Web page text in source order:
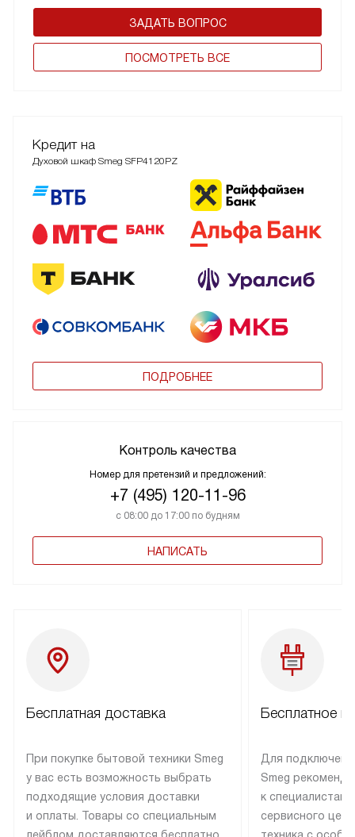
ЗАДАТЬ ВОПРОС
ПОCМОТРЕТЬ ВСЕ
Кредит на
Духовой шкаф Smeg SFP4120PZ
ПОДРОБНЕЕ
Контроль качества
Номер для претензий и предложений:
+7 (495) 120-11-96
с 08:00 до 17:00 по будням
НАПИСАТЬ
Бесплатная доставка
При покупке бытовой техники Smeg
у вас есть возможность выбрать
подходящие условия доставки
и оплаты. Товары со специальным
Бесплатное
Для
Smeg
к специалистам
сервисного